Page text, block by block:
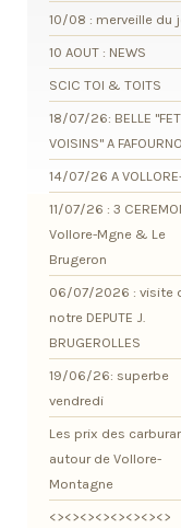
10/08 : merveille du
10 AOUT : NEWS
SCIC TOI & TOITS
18/07/26: BELLE
VOISINS" A
14/07/26 A
11/07/26 : 3
Vollore-Mgne & Le
Brugeron
06/07/2026 : visite
notre DEPUTE J.
BRUGEROLLES
19/06/26: superbe
vendredi
Les prix des
autour de Vollore-
Montagne
<><><><><><><><>